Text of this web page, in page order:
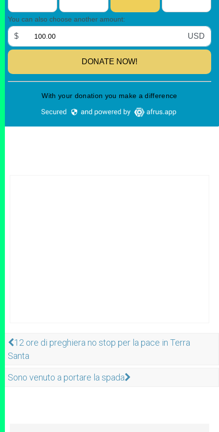
12 ore di preghiera no stop per la pace in Terra
Santa
Sono venuto a portare la spada